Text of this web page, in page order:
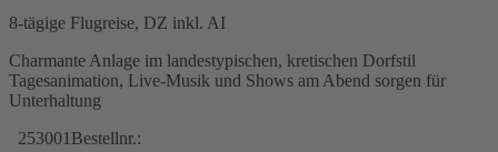
8-tägige Flugreise, DZ inkl. AI
Charmante Anlage im landestypischen, kretischen Dorfstil
Tagesanimation, Live-Musik und Shows am Abend sorgen für
Unterhaltung
253001 Bestellnr.: